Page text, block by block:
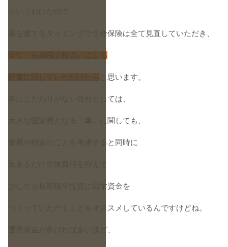
家を建てるタイミングで生命保険は全て見直していただき、
全て「長期積立投資」による
貯蓄に回していただけたら と思います。
車にこだわりがない自分としては、
大きな固定費となる「車」に関しても、
燃費や税金のことを考慮すると同時に
出来るだけ車体費用を抑えて
少しでも長期積立投資に回す資金を
つくっていただくことをオススメしているんですけどね。
運用資金が多ければ多いほど、